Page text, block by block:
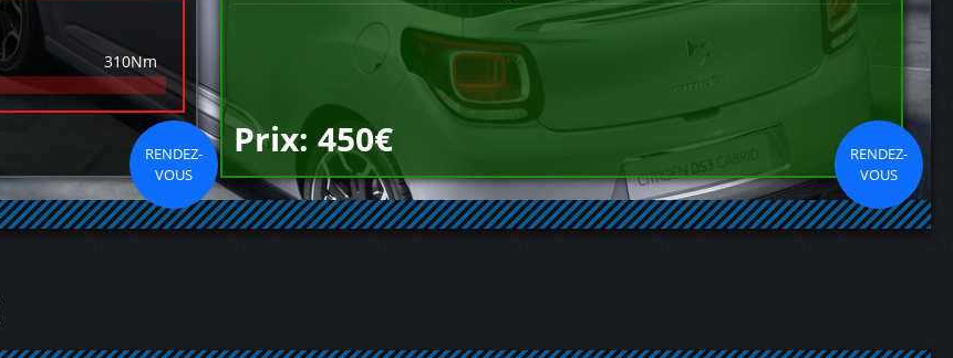
310Nm
RENDEZ-
VOUS
Prix: 450€
RENDEZ-
VOUS